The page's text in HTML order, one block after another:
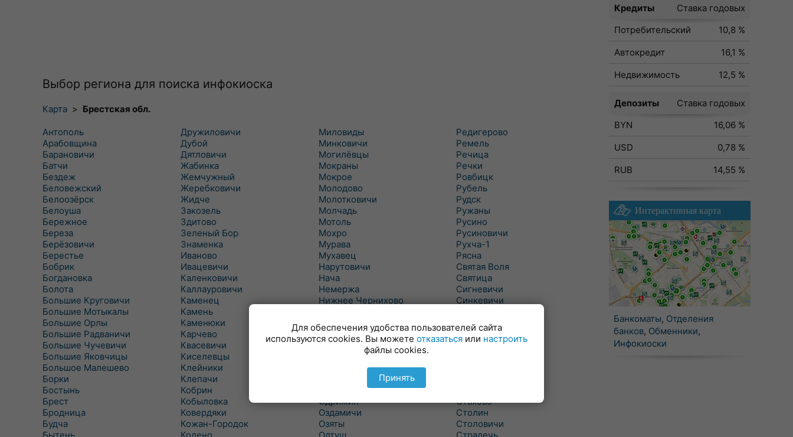
Выбор региона для поиска инфокиоска
Карта > Брестская обл.
Антополь
Арабовщина
Барановичи
Батчи
Бездеж
Беловежский
Белоозёрск
Белоуша
Бережное
Береза
Берёзовичи
Берестье
Бобрик
Богдановка
Болота
Большие Круговичи
Большие Мотыкалы
Большие Орлы
Большие Радваничи
Большие Чучевичи
Большие Яковчицы
Большое Малешево
Борки
Бостынь
Брест
Бродница
Будча
Дружиловичи
Дубой
Дятловичи
Жабинка
Жемчужный
Жеребковичи
Жидче
Закозель
Здитово
Зеленый Бор
Знаменка
Иваново
Ивацевичи
Каленковичи
Каллауровичи
Каменец
Камень
Каменюки
Карчево
Квасевичи
Киселевцы
Клейники
Клепачи
Кобрин
Кобыловка
Ковердяки
Кожан-Городок
Миловиды
Минковичи
Могилёвцы
Мокраны
Мокрое
Молодово
Молотковичи
Молчадь
Мотоль
Мохро
Мурава
Мухавец
Нарутовичи
Нача
Немержа
Нижнее Чернихово
Новицковичи
Новоселки
Новые Засимовичи
Новые Лыщицы
Оберовщина
Одрижин
Оздамичи
Озяты
Редигерово
Ремель
Речица
Речки
Ровбицк
Рубель
Рудск
Ружаны
Русино
Русиновичи
Рухча-1
Рясна
Святая Воля
Святица
Сигневичи
Синкевичи
Снитово
Соколово
Сочивки
Стахово
Столин
Столовичи
Кредиты
Ставка годовых
Потребительский
10,8 %
Автокредит
16,1 %
Недвижимость
12,5 %
Депозиты
Ставка годовых
BYN
16,06 %
USD
0,78 %
RUB
14,55 %
Интерактивная карта
Банкоматы, Отделения
банков, Обменники,
Инфокиоски
Для обеспечения удобства пользователей сайта
используются cookies. Вы можете отказаться или настроить
файлы cookies.
Принять